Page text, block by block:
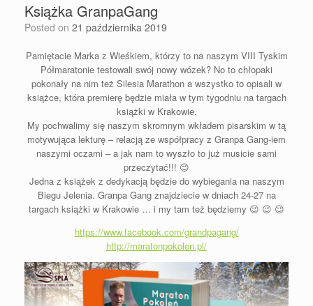
Książka GranpaGang
Posted on 21 października 2019
Pamiętacie Marka z Wieśkiem, którzy to na naszym VIII Tyskim
Półmaratonie testowali swój nowy wózek? No to chłopaki
pokonały na nim też Silesia Marathon a wszystko to opisali w
książce, która premierę będzie miała w tym tygodniu na targach
książki w Krakowie.
My pochwalimy się naszym skromnym wkładem pisarskim w tą
motywująca lekturę – relacją ze współpracy z Granpa Gang-iem
naszymi oczami – a jak nam to wyszło to już musicie sami
przeczytać!!! 😉
Jedna z książek z dedykacjąbędzie do wybiegania na naszym
Biegu Jelenia. Granpa Gang znajdziecie w dniach 24-27 na
targach książki w Krakowie … i my tam też będziemy 😉 😉 😉
https://www.facebook.com/grandpagang/
http://maratonpokolen.pl/